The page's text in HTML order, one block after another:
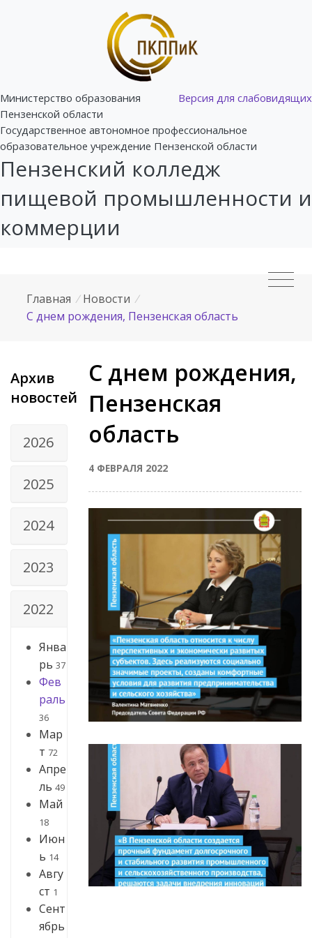
Версия для слабовидящих
Министерство образования
Пензенской области
Государственное автономное профессиональное
образовательное учреждение Пензенской области
Пензенский колледж
пищевой промышленности и
коммерции
Главная / Новости /
С днем рождения, Пензенская область
Архив
новостей
2026
2025
2024
2023
2022
Янва
рь 37
Фев
раль
36
Мар
т 72
Апре
ль 49
Май
18
Июн
ь 14
Авгу
ст 1
Сент
ябрь
С днем рождения,
Пензенская
область
4 ФЕВРАЛЯ 2022